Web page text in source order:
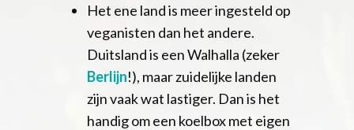
Het ene land is meer ingesteld op
veganisten dan het andere.
Duitsland is een Walhalla (zeker
Berlijn!), maar zuidelijke landen
zijn vaak wat lastiger. Dan is het
handig om een koelbox met eigen